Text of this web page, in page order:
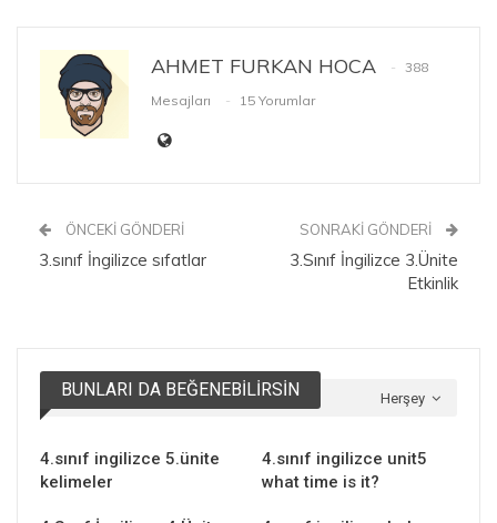
AHMET FURKAN HOCA
388
Mesajları
15 Yorumlar
ÖNCEKI GÖNDERI
3.sınıf İngilizce sıfatlar
SONRAKI GÖNDERI
3.Sınıf İngilizce 3.Ünite
Etkinlik
Herşey
BUNLARI DA BEĞENEBILIRSIN
4.sınıf ingilizce 5.ünite
kelimeler
4.sınıf ingilizce unit5
what time is it?